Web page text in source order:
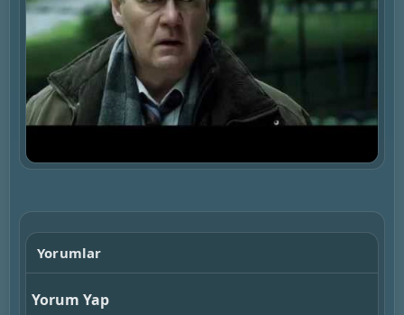
Yorumlar
Yorum Yap